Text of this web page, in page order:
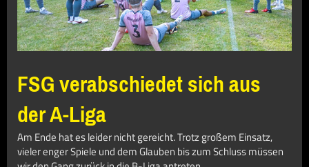
FSG verabschiedet sich aus
der A-Liga
Am Ende hat es leider nicht gereicht. Trotz großem Einsatz,
vieler enger Spiele und dem Glauben bis zum Schluss müssen